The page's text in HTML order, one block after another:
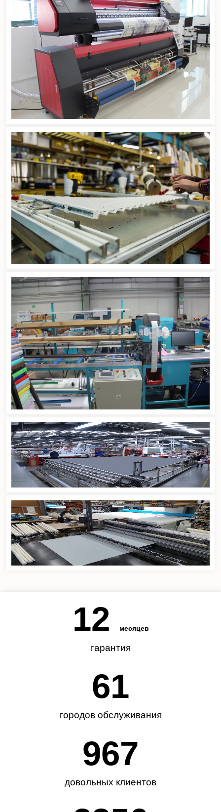
гарантия
12 месяцев
городов обслуживания
62
довольных клиентов
985